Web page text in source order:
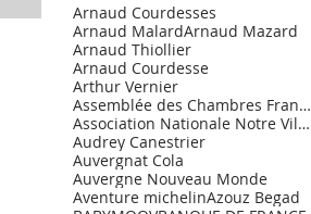
Arnaud Courdesses
Arnaud MalardArnaud Mazard
Arnaud Thiollier
Arnaud Courdesse
Arthur Vernier
Assemblée des Chambres Françaises de Commerce et d
Association Nationale Notre Village.
Audrey Canestrier
Auvergnat Cola
Auvergne Nouveau Monde
Aventure michelinAzouz Begad